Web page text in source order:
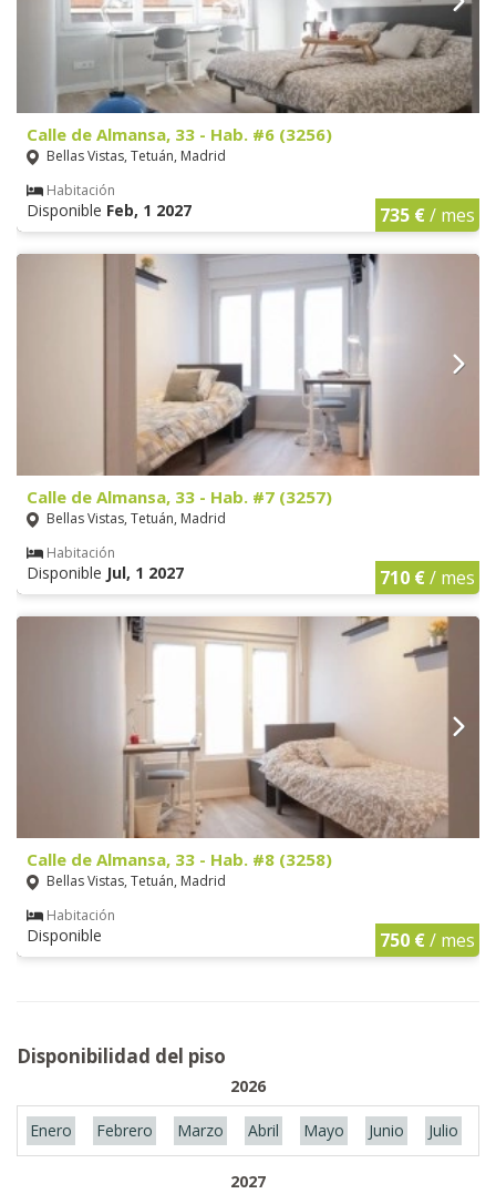
Calle de Almansa, 33 - Hab. #6 (3256)
Bellas Vistas, Tetuán, Madrid
Habitación
Disponible Feb, 1 2027 735 €/ mes
Calle de Almansa, 33 - Hab. #7 (3257)
Bellas Vistas, Tetuán, Madrid
Habitación
Disponible Jul, 1 2027 710 €/ mes
Calle de Almansa, 33 - Hab. #8 (3258)
Bellas Vistas, Tetuán, Madrid
Habitación
Disponible 750 €/ mes
Disponibilidad del piso
2026
Enero Febrero Marzo Abril Mayo Junio Julio
2027